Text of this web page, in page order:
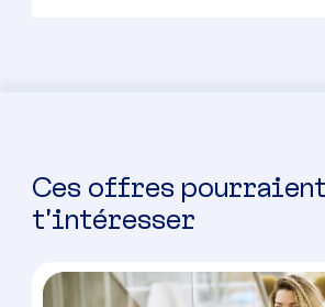
Ces offres pourraient
t’intéresser